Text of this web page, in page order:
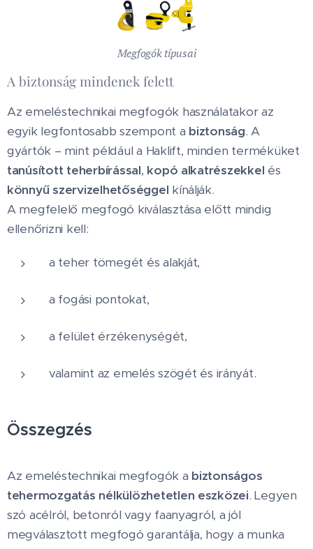
Megfogók típusai
A biztonság mindenek felett
Az emeléstechnikai megfogók használatakor az
egyik legfontosabb szempont a biztonság. A
gyártók – mint például a Haklift, minden terméküket
tanúsított teherbírással, kopó alkatrészekkel és
könnyű szervizelhetőséggel kínálják.
A megfelelő megfogó kiválasztása előtt mindig
ellenőrizni kell:
a teher tömegét és alakját,
a fogási pontokat,
a felület érzékenységét,
valamint az emelés szögét és irányát.
Összegzés
Az emeléstechnikai megfogók a biztonságos
tehermozgatás nélkülözhetetlen eszközei. Legyen
szó acélról, betonról vagy faanyagról, a jól
megválasztott megfogó garantálja, hogy a munka